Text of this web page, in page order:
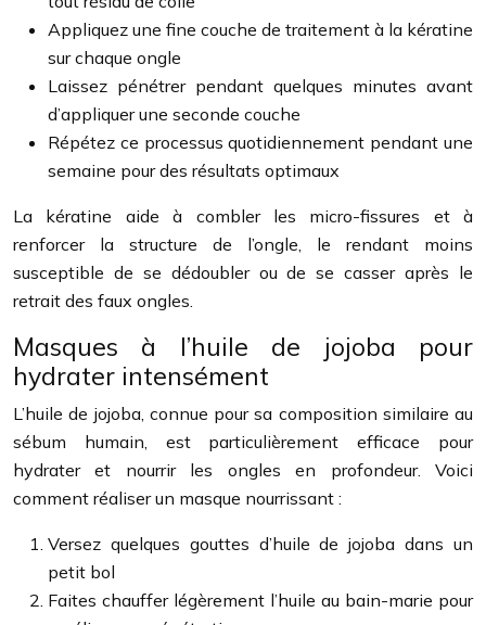
Appliquez une fine couche de traitement à la kératine
sur chaque ongle
Laissez pénétrer pendant quelques minutes avant
d’appliquer une seconde couche
Répétez ce processus quotidiennement pendant une
semaine pour des résultats optimaux
La kératine aide à combler les micro-fissures et à
renforcer la structure de l’ongle, le rendant moins
susceptible de se dédoubler ou de se casser après le
retrait des faux ongles.
Masques à l’huile de jojoba pour
hydrater intensément
L’huile de jojoba, connue pour sa composition similaire au
sébum humain, est particulièrement efficace pour
hydrater et nourrir les ongles en profondeur. Voici
comment réaliser un masque nourrissant :
Versez quelques gouttes d’huile de jojoba dans un
petit bol
Faites chauffer légèrement l’huile au bain-marie pour